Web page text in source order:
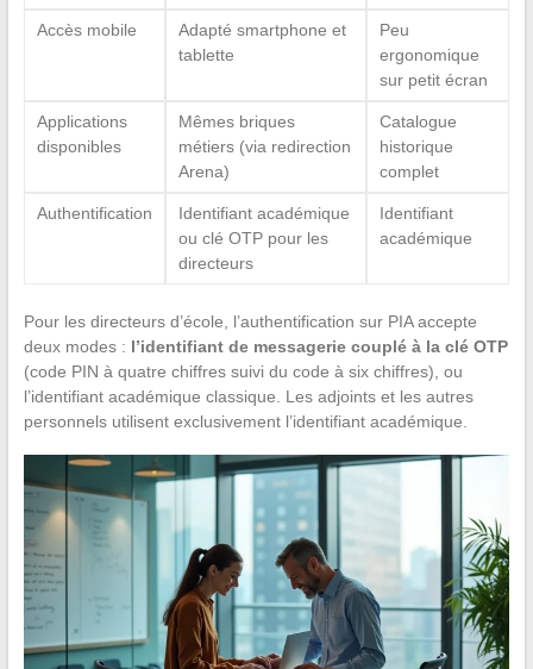
Accès mobile
Adapté smartphone et
tablette
Peu
ergonomique
sur petit écran
Applications
disponibles
Mêmes briques
métiers (via redirection
Arena)
Catalogue
historique
complet
Authentification
Identifiant académique
ou clé OTP pour les
directeurs
Identifiant
académique
Pour les directeurs d’école, l’authentification sur PIA accepte
deux modes : l’identifiant de messagerie couplé à la clé OTP
(code PIN à quatre chiffres suivi du code à six chiffres), ou
l’identifiant académique classique. Les adjoints et les autres
personnels utilisent exclusivement l’identifiant académique.